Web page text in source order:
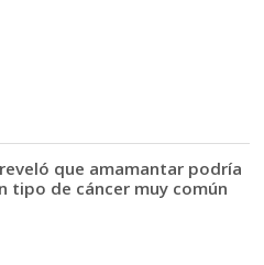
que amamantar podría
tipo de cáncer muy común